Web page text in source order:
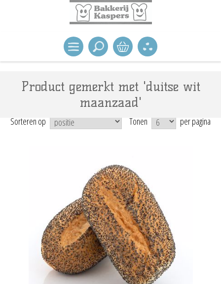
Product gemerkt met 'duitse wit
maanzaad'
Sorteren op Tonen per pagina